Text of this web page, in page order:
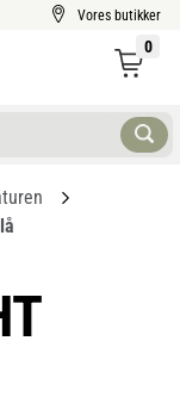
Vores butikker
0